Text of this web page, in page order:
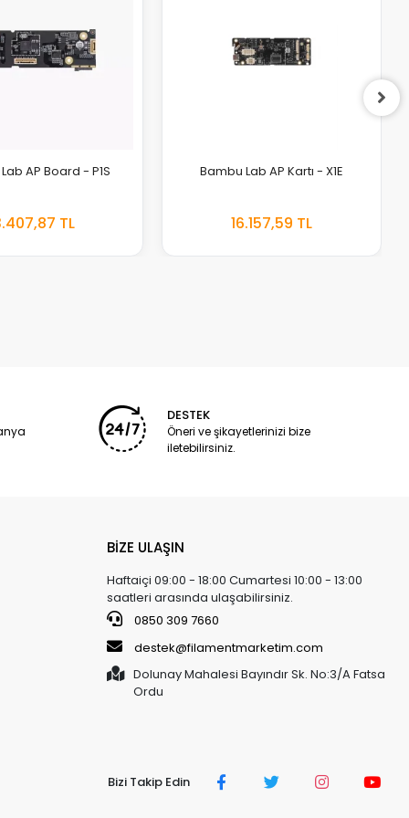
AP Board - P1S
TLEKLE
Bambu Lab AP Kartı - X1E
16.157,59 TLEKLE
DESTEK
Öneri ve şikayetlerinizi bize
iletebilirsiniz.
BİZE ULAŞIN
Haftaiçi 09:00 - 18:00 Cumartesi 10:00 - 13:00
saatleri arasında ulaşabilirsiniz.
0850 309 7660
destek@filamentmarketim.com
Dolunay Mahalesi Bayındır Sk. No:3/A Fatsa
Ordu
Bizi Takip Edin